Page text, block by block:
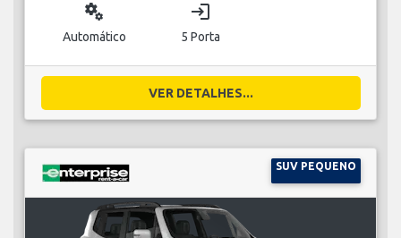
miscellaneous_services
Automático
login
5 Porta
VER DETALHES...
SUV PEQUENO